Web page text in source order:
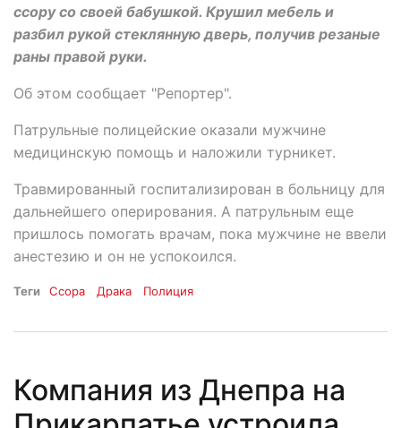
ссору со своей бабушкой. Крушил мебель и
разбил рукой стеклянную дверь, получив резаные
раны правой руки.
Об этом сообщает "Репортер".
Патрульные полицейские оказали мужчине
медицинскую помощь и наложили турникет.
Травмированный госпитализирован в больницу для
дальнейшего оперирования. А патрульным еще
пришлось помогать врачам, пока мужчине не ввели
анестезию и он не успокоился.
Теги Ссора Драка Полиция
Компания из Днепра на